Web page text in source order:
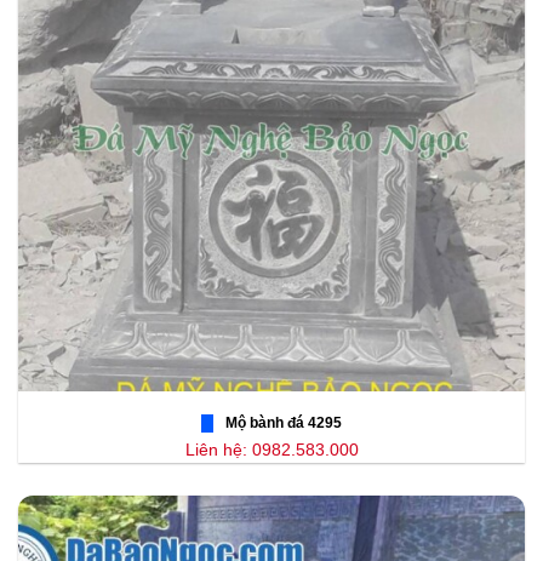
Mộ bành đá 4295
Liên hệ: 0982.583.000